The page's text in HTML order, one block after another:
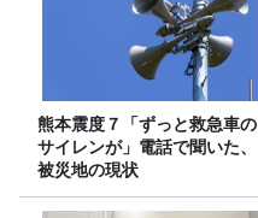
熊本震度７「ずっと救急車の
サイレンが」電話で聞いた、
被災地の現状